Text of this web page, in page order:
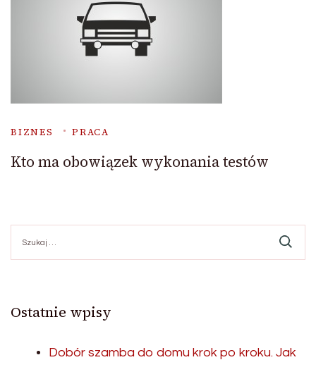
BIZNES PRACA
Kto ma obowiązek wykonania testów
Ostatnie wpisy
Dobór szamba do domu krok po kroku. Jak